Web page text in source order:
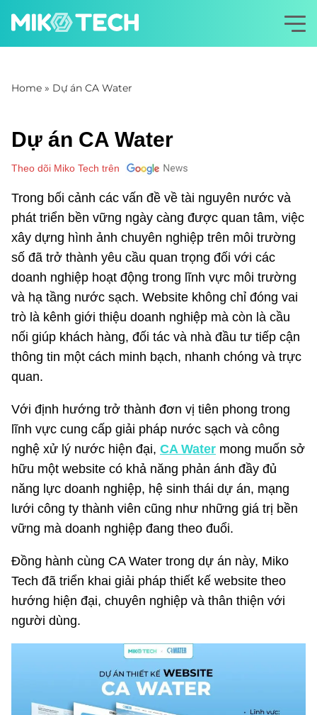
Home » Dự án CA Water
Dự án CA Water
Theo dõi Miko Tech trên
Trong bối cảnh các vấn đề về tài nguyên nước và
phát triển bền vững ngày càng được quan tâm, việc
xây dựng hình ảnh chuyên nghiệp trên môi trường
số đã trở thành yêu cầu quan trọng đối với các
doanh nghiệp hoạt động trong lĩnh vực môi trường
và hạ tầng nước sạch. Website không chỉ đóng vai
trò là kênh giới thiệu doanh nghiệp mà còn là cầu
nối giúp khách hàng, đối tác và nhà đầu tư tiếp cận
thông tin một cách minh bạch, nhanh chóng và trực
quan.
Với định hướng trở thành đơn vị tiên phong trong
lĩnh vực cung cấp giải pháp nước sạch và công
nghệ xử lý nước hiện đại, CA Water mong muốn sở
hữu một website có khả năng phản ánh đầy đủ
năng lực doanh nghiệp, hệ sinh thái dự án, mạng
lưới công ty thành viên cũng như những giá trị bền
vững mà doanh nghiệp đang theo đuổi.
Đồng hành cùng CA Water trong dự án này, Miko
Tech đã triển khai giải pháp thiết kế website theo
hướng hiện đại, chuyên nghiệp và thân thiện với
người dùng.